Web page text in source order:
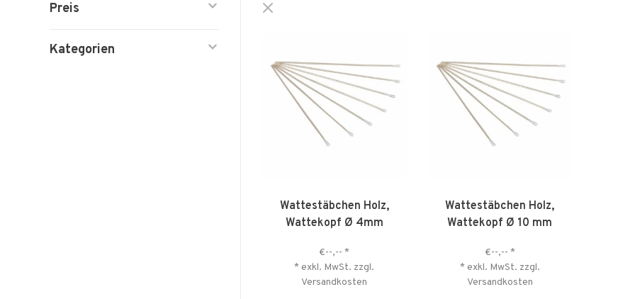
Preis
Kategorien
Wattestäbchen Holz,
Wattekopf Ø 4mm
€--,-- *
* exkl. MwSt. zzgl.
Versandkosten
Wattestäbchen Holz,
Wattekopf Ø 10 mm
€--,-- *
* exkl. MwSt. zzgl.
Versandkosten